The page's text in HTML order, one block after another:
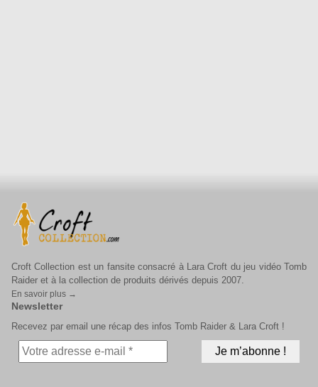
Croft Collection est un fansite consacré à Lara Croft du jeu vidéo Tomb
Raider et à la collection de produits dérivés depuis 2007.
En savoir plus →
Newsletter
Recevez par email une récap des infos Tomb Raider & Lara Croft !